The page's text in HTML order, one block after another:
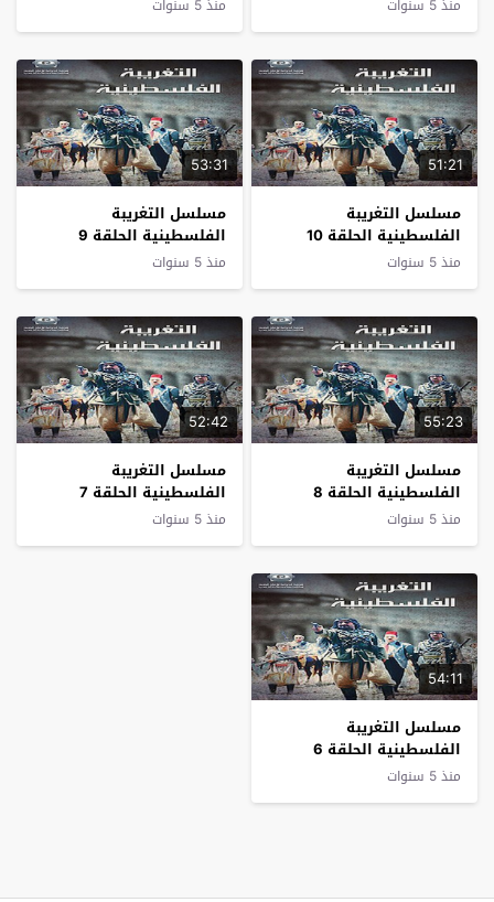
منذ 5 سنوات منذ 5 سنوات
51:21
مسلسل التغريبة
الفلسطينية الحلقة 10
منذ 5 سنوات
53:31
مسلسل التغريبة
الفلسطينية الحلقة 9
منذ 5 سنوات
55:23
مسلسل التغريبة
الفلسطينية الحلقة 8
منذ 5 سنوات
52:42
مسلسل التغريبة
الفلسطينية الحلقة 7
منذ 5 سنوات
54:11
مسلسل التغريبة
الفلسطينية الحلقة 6
منذ 5 سنوات